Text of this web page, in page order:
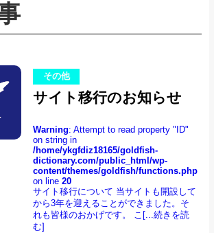
その他
サイト移行のお知らせ
Warning: Attempt to read property "ID"
on string in
/home/ykgfdiz18165/goldfish-
dictionary.com/public_html/wp-
content/themes/goldfish/functions.php
on line20
サイト移行について 当サイトも開設して
から3年を迎えることができました。そ
れも皆様のおかげです。 こ [...続きを読
む]